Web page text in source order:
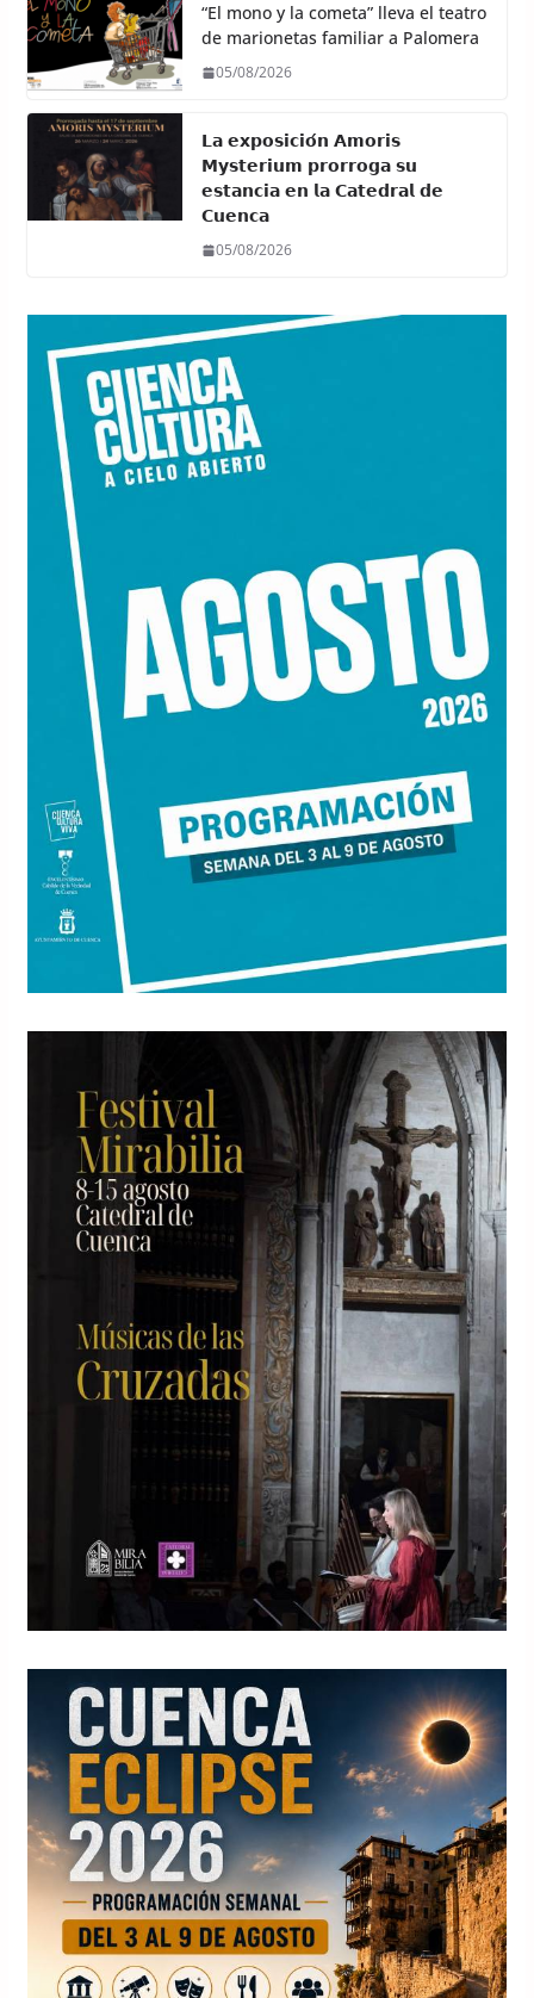
“El mono y la cometa” lleva el teatro
de marionetas familiar a Palomera
05/08/2026
𝗟𝗮 𝗲𝘅𝗽𝗼𝘀𝗶𝗰𝗶𝗼́𝗻 𝗔𝗺𝗼𝗿𝗶𝘀
𝗠𝘆𝘀𝘁𝗲𝗿𝗶𝘂𝗺 𝗽𝗿𝗼𝗿𝗿𝗼𝗴𝗮 𝘀𝘂
𝗲𝘀𝘁𝗮𝗻𝗰𝗶𝗮 𝗲𝗻 𝗹𝗮 𝗖𝗮𝘁𝗲𝗱𝗿𝗮𝗹 𝗱𝗲
𝗖𝘂𝗲𝗻𝗰𝗮
05/08/2026